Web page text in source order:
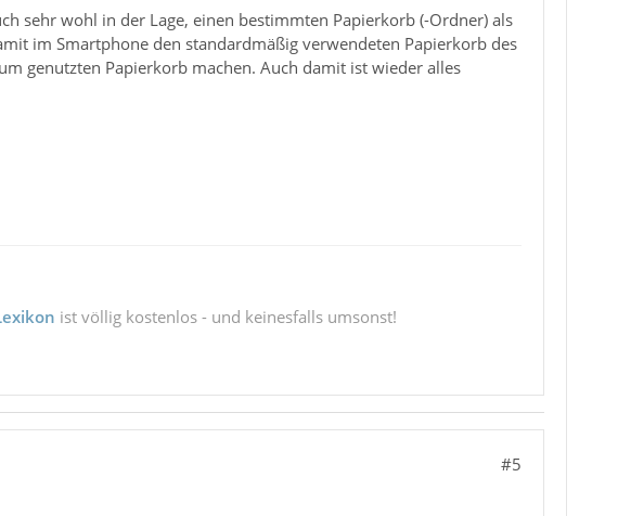
sehr wohl in der Lage, einen bestimmten Papierkorb (-Ordner) als
im Smartphone den standardmäßig verwendeten Papierkorb des
genutzten Papierkorb machen. Auch damit ist wieder alles
ist völlig kostenlos - und keinesfalls umsonst!
#5